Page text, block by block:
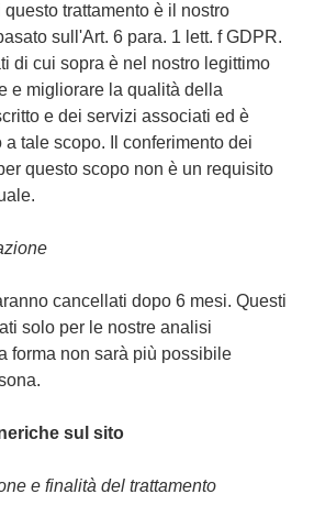
trattamento è il nostro
sull'Art. 6 para. 1 lett. f GDPR.
di cui sopra è nel nostro legittimo
e migliorare la qualità della
e dei servizi associati ed è
a tale scopo. Il conferimento dei
questo scopo non è un requisito
cancellati dopo 6 mesi. Questi
solo per le nostre analisi
forma non sarà più possibile
sul sito
e finalità del trattamento